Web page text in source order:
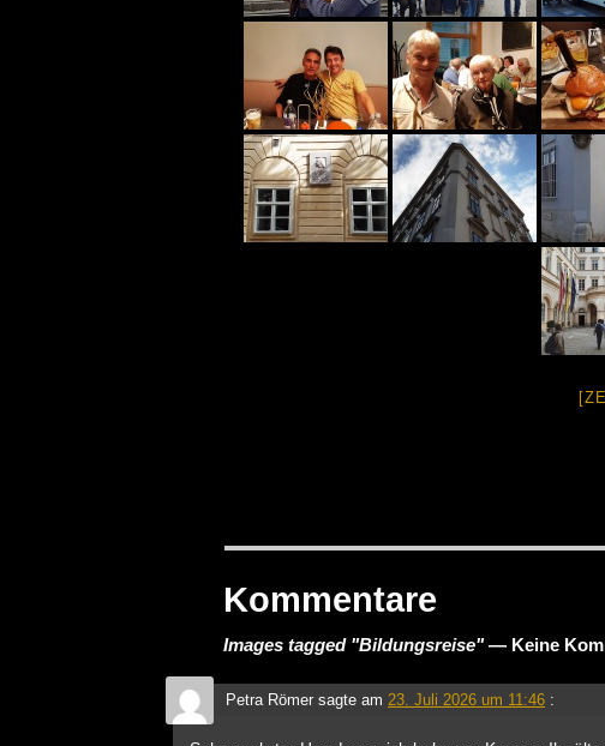
Kommentare
Images tagged "Bildungsreise"— Keine
Petra Römer sagte am 23. Juli 2026 um 11:46 :